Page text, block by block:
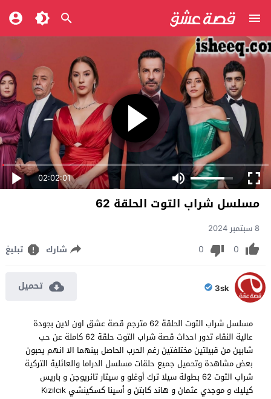
02:02:01
مسلسل شراب التوت الحلقة 62
8 سبتمبر 2024
0
0 شارك تبليغ
3sk تحميل
مسلسل شراب التوت الحلقة 62 مترجم قصة عشق اون لاين بجودة
عالية النقاء تدور احداث قصة شراب التوت حلقة 62 كاملة عن حب
شابين من قبيلتين مختلفتين رغم الحرب الحاصل بينهما الا انهم يحبون
بعض مشاهدة وتحميل جميع حلقات مسلسل الدراما والعائلية التركية
شراب التوت 62 بطولة سيلا ترك أوغلو و سيتار تانريوجن و باريس
كيليك و موجدي عثمان و هاند كابتن و أسينا كسكينشي Kızılcık